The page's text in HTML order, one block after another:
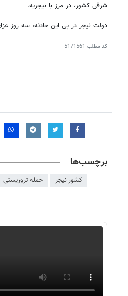
شرقی کشور، در مرز با نیجریه.
دولت نیجر در پی این حادثه، سه روز
کد مطلب 5171561
برچسب‌ها
کشور نیجر حمله تروریستی